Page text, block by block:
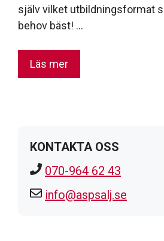
själv vilket utbildningsformat
behov bäst! …
Läs mer
KONTAKTA OSS
070-964 62 43
info@aspsalj.se